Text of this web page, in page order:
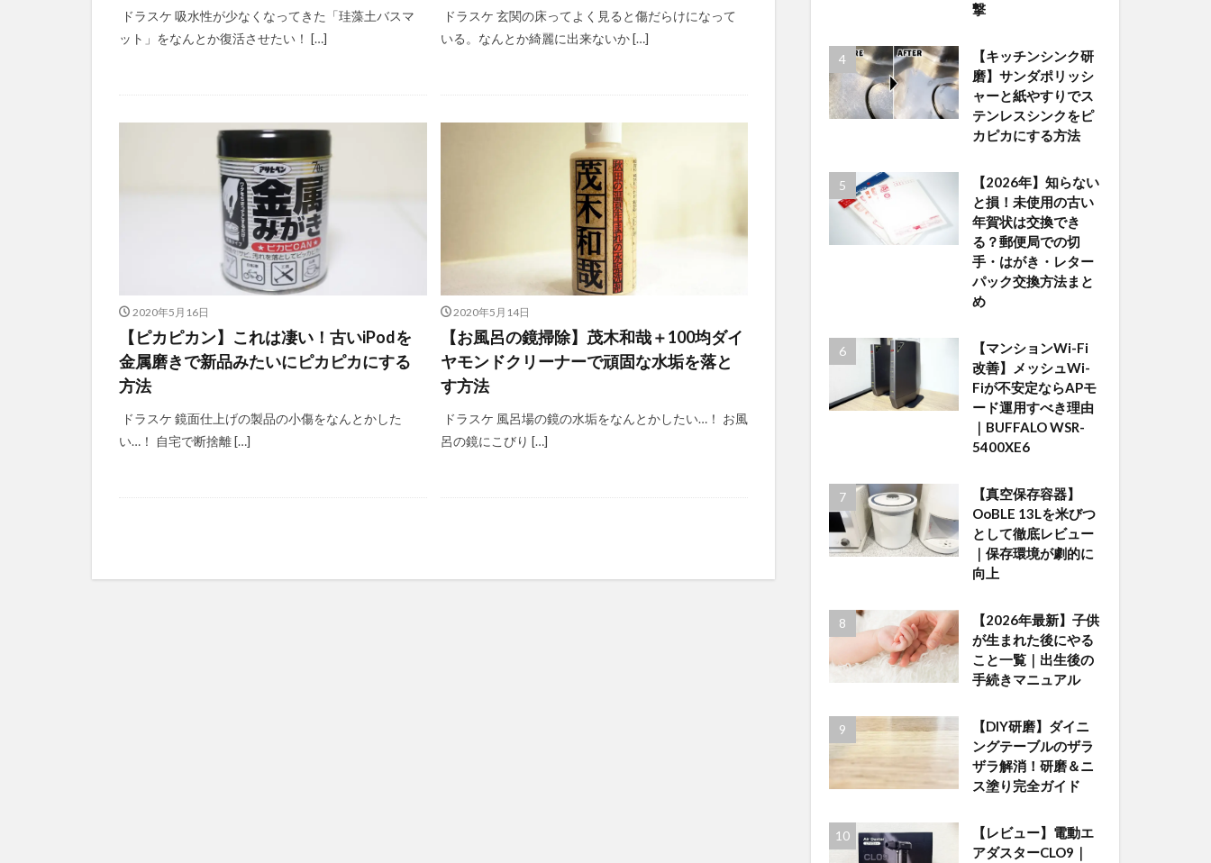
ドラスケ 吸水性が少なくなってきた「珪藻土バスマ
ット」をなんとか復活させたい！ […]
ドラスケ 玄関の床ってよく見ると傷だらけになって
いる。なんとか綺麗に出来ないか […]
2020年5月16日
【ピカピカン】これは凄い！古いiPodを
金属磨きで新品みたいにピカピカにする
方法
ドラスケ 鏡面仕上げの製品の小傷をなんとかした
い…！ 自宅で断捨離 […]
2020年5月14日
【お風呂の鏡掃除】茂木和哉＋100均ダイ
ヤモンドクリーナーで頑固な水垢を落と
す方法
ドラスケ 風呂場の鏡の水垢をなんとかしたい…！ お風
呂の鏡にこびり […]
撃
【キッチンシンク研
磨】サンダポリッシ
ャーと紙やすりでス
テンレスシンクをピ
カピカにする方法
【2026年】知らない
と損！未使用の古い
年賀状は交換でき
る？郵便局での切
手・はがき・レター
パック交換方法まと
め
【マンションWi-Fi
改善】メッシュWi-
Fiが不安定ならAPモ
ード運用すべき理由
｜BUFFALO WSR-
5400XE6
【真空保存容器】
OoBLE 13Lを米びつ
として徹底レビュー
｜保存環境が劇的に
向上
【2026年最新】子供
が生まれた後にやる
こと一覧｜出生後の
手続きマニュアル
【DIY研磨】ダイニ
ングテーブルのザラ
ザラ解消！研磨＆ニ
ス塗り完全ガイド
【レビュー】電動エ
アダスターCLO9｜